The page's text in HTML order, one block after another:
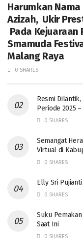
Harumkan
Azizah, Ukir
Pada Kejuaraan
Smamuda
Malang Raya
0 SHARES
Resmi Dilantik,
Periode 2025 –
0 SHARES
Semangat
Virtual di
0 SHARES
Elly Sri Pujianti
0 SHARES
‎Suku Pemakan
Saat Ini
0 SHARES